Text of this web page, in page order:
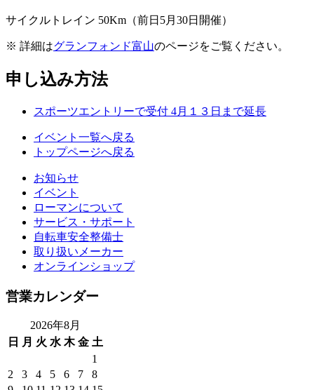
サイクルトレイン 50Km（前日5月30日開催）
※ 詳細はグランフォンド富山のページをご覧ください。
申し込み方法
スポーツエントリーで受付 4月１３日まで延長
イベント一覧へ戻る
トップページへ戻る
お知らせ
イベント
ローマンについて
サービス・サポート
自転車安全整備士
取り扱いメーカー
オンラインショップ
営業カレンダー
2026年8月
日
月 火 水 木 金 土
1
2
3 4 5 6 7
8